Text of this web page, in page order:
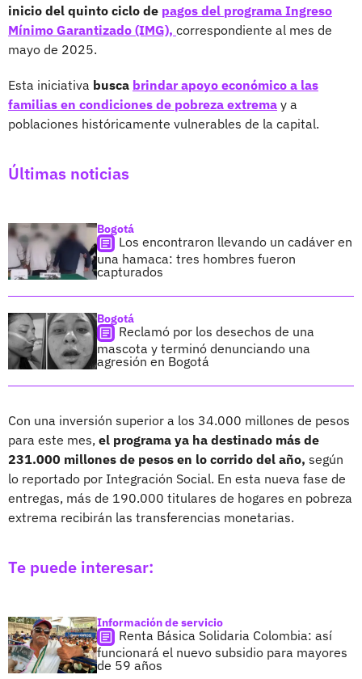
inicio del quinto ciclo de pagos del programa Ingreso
Mínimo Garantizado (IMG), correspondiente al mes de
mayo de 2025.
Esta iniciativa busca brindar apoyo económico a las
familias en condiciones de pobreza extrema y a
poblaciones históricamente vulnerables de la capital.
Últimas noticias
Bogotá
Los encontraron llevando un cadáver en
una hamaca: tres hombres fueron
capturados
Bogotá
Reclamó por los desechos de una
mascota y terminó denunciando una
agresión en Bogotá
Con una inversión superior a los 34.000 millones de pesos
para este mes, el programa ya ha destinado más de
231.000 millones de pesos en lo corrido del año, según
lo reportado por Integración Social. En esta nueva fase de
entregas, más de 190.000 titulares de hogares en pobreza
extrema recibirán las transferencias monetarias.
Te puede interesar:
Información de servicio
Renta Básica Solidaria Colombia: así
funcionará el nuevo subsidio para mayores
de 59 años